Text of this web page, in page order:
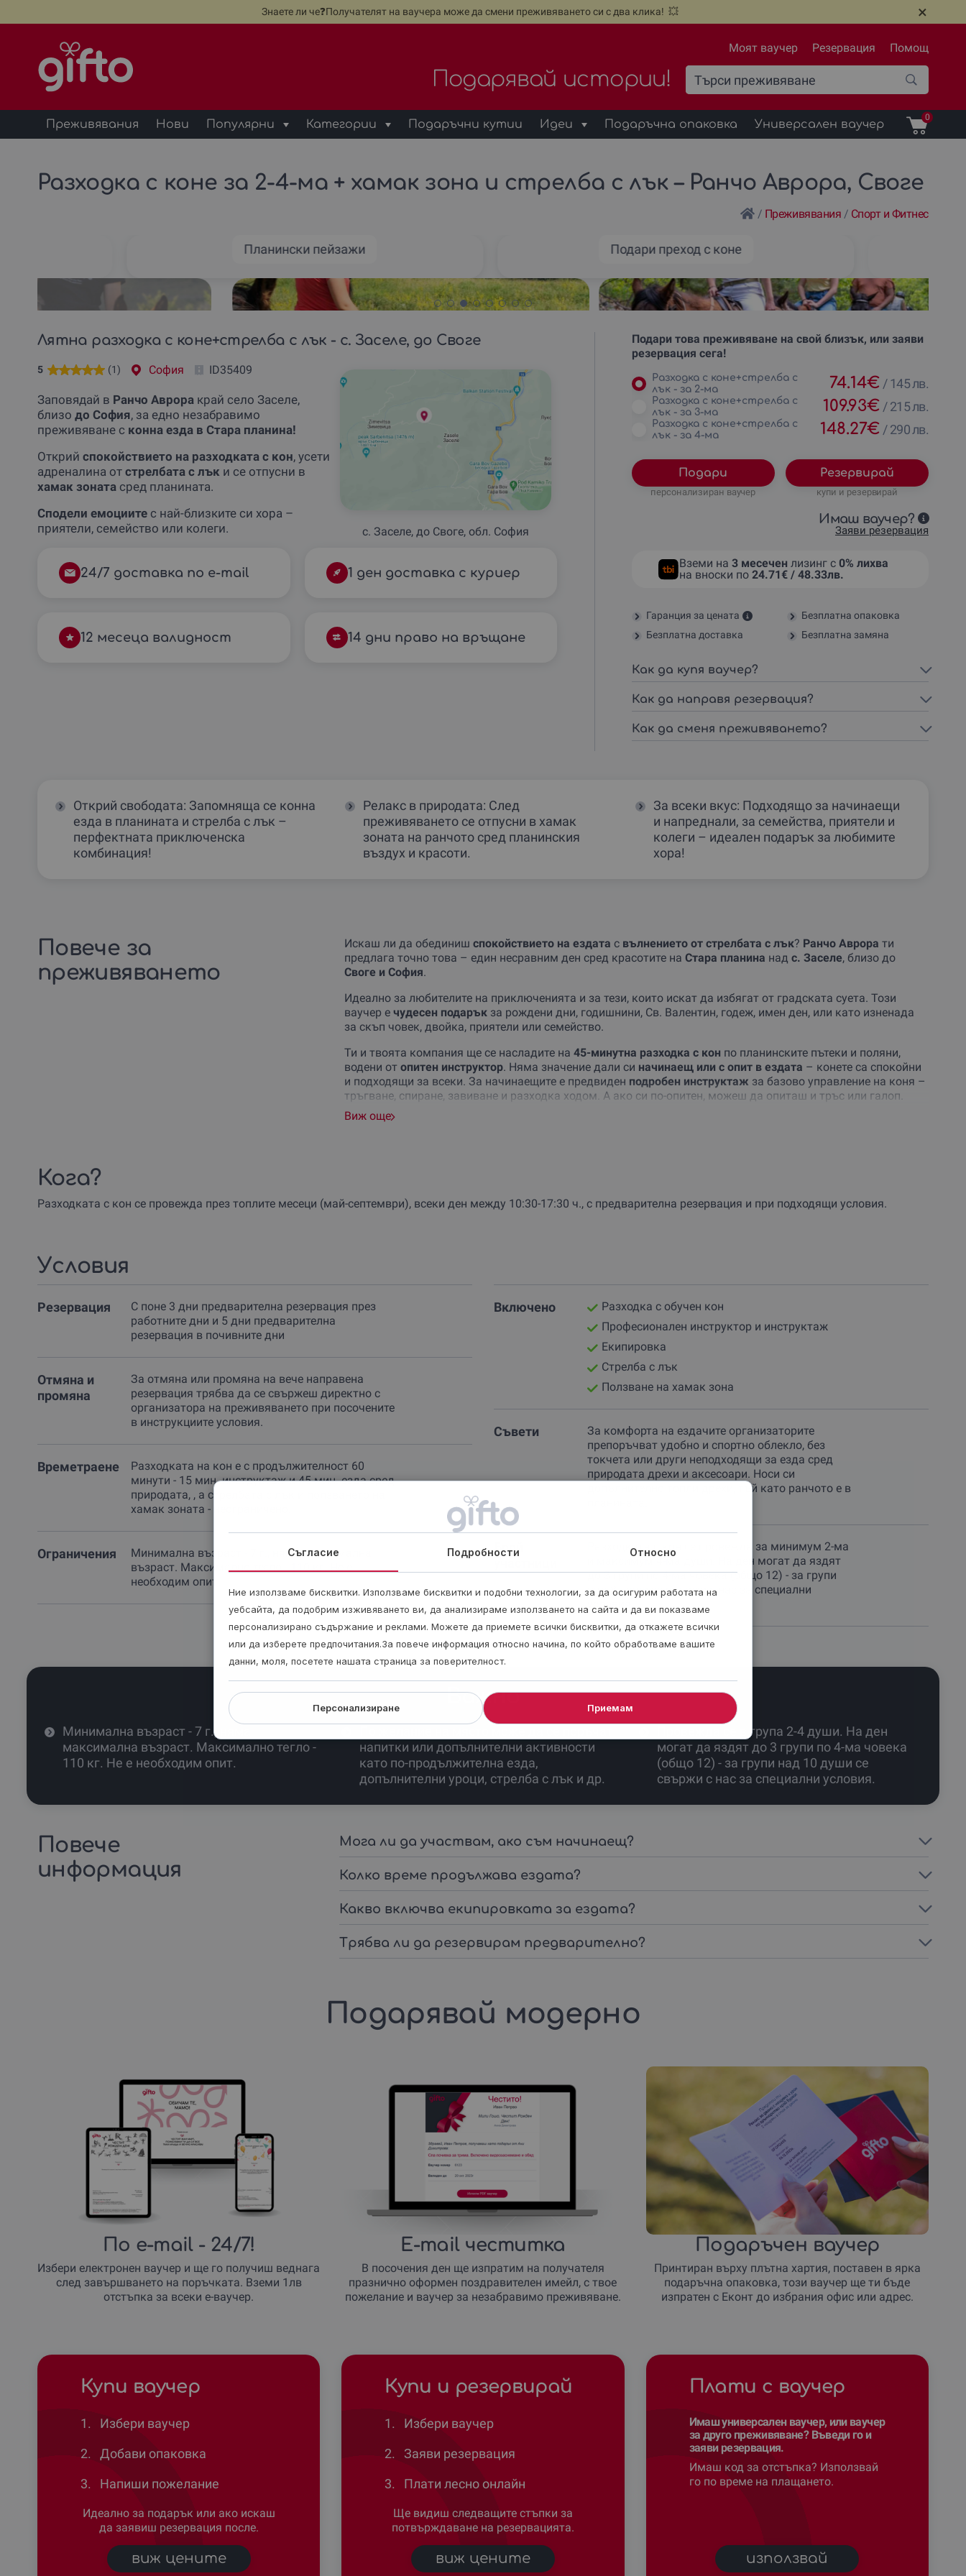
Знаете ли че❓Получателят на ваучера може да смени преживяването си с два клика! 💥 ×
Моят ваучер Резервация Помощ
Подарявай истории!
Преживявания Нови Популярни Категории Подаръчни кутии Идеи Подаръчна опаковка Универсален ваучер
0
Разходка с коне за 2-4-ма + хамак зона и стрелба с лък – Ранчо Аврора, Своге
/ Преживявания / Спорт и Фитнес
Планински пейзажи Подари преход с коне
Лятна разходка с коне+стрелба с лък - с. Заселе, до Своге
5 (1) София ID35409
с. Заселе, до Своге, обл. София
Заповядай в Ранчо Аврора край село Заселе,
близо до София, за едно незабравимо
преживяване с конна езда в Стара планина!
Открий спокойствието на разходката с кон, усети
адреналина от стрелбата с лък и се отпусни в
хамак зоната сред планината.
Сподели емоциите с най-близките си хора –
приятели, семейство или колеги.
24/7 доставка по e-mail 1 ден доставка с куриер
12 месеца валидност 14 дни право на връщане
Подари това преживяване на свой близък, или заяви
резервация сега!
Разходка с коне+стрелба с
лък - за 2-ма
74.14€ /145 лв.
Разходка с коне+стрелба с
лък - за 3-ма
109.93€ /215 лв.
Разходка с коне+стрелба с
лък - за 4-ма
148.27€ /290 лв.
Подари
персонализиран ваучер
Резервирай
купи и резервирай
Имаш ваучер?
Заяви резервация
Вземи на3 месечен лизинг с0% лихва
на вноски по24.71€ / 48.33лв.
Гаранция за цената
Безплатна опаковка
Безплатна доставка
Безплатна замяна
Как да купя ваучер?
Как да направя резервация?
Как да сменя преживяването?
Открий свободата: Запомняща се конна
езда в планината и стрелба с лък –
перфектната приключенска
комбинация!
Релакс в природата: След
преживяването се отпусни в хамак
зоната на ранчото сред планинския
въздух и красоти.
За всеки вкус: Подходящо за начинаещи
и напреднали, за семейства, приятели и
колеги – идеален подарък за любимите
хора!
Повече за
преживяването
Искаш ли да обединиш спокойствието на ездата с вълнението от стрелбата с лък? Ранчо Аврора ти
предлага точно това – един несравним ден сред красотите на Стара планина над с. Заселе, близо до
Своге и София.
Идеално за любителите на приключенията и за тези, които искат да избягат от градската суета. Този
ваучер е чудесен подаръкза рождени дни, годишнини, Св. Валентин, годеж, имен ден, или като изненада
за скъп човек, двойка, приятели или семейство.
Ти и твоята компания ще се насладите на 45-минутна разходка с кон по планинските пътеки и поляни,
водени от опитен инструктор. Няма значение дали си начинаещ или с опит в ездата – конете са спокойни
и подходящи за всеки. За начинаещите е предвиден подробен инструктаж за базово управление на коня –
тръгване, спиране, завиване и разходка ходом. А ако си по-опитен, можеш да опиташ и тръс или галоп.
Ездата се провежда в прекрасна планинска местност над известната
пълноценен релакс сред природата!
изпълнен с приключения, емоции и спокойствие, които ти и твоите близки ще помните дълго време!
Виж още
Кога?
Разходката с кон се провежда през топлите месеци (май-септември), всеки ден между 10:30-17:30 ч., с предварителна резервация и при подходящи условия.
Условия
Резервация
С поне 3 дни предварителна резервация през
работните дни и 5 дни предварителна
резервация в почивните дни
Отмяна и
промяна
За отмяна или промяна на вече направена
резервация трябва да се свържеш директно с
организатора на преживяването при посочените
в инструкциите условия.
Времетраене
Разходката на кон е с продължителност 60
минути - 15 мин. инструктаж и 45 мин. езда сред
природата, , а стрелбата с лък и ползването на
хамак зоната - неограничено.
Ограничения
Минимална възраст - 7 г., няма максимална
възраст. Максимално тегло - 110 кг. Не е
необходим опит.
Включено
Разходка с обучен кон
Професионален инструктор и инструктаж
Екипировка
Стрелба с лък
Ползване на хамак зона
Съвети
За комфорта на ездачите организаторите
препоръчват удобно и спортно облекло, без
токчета или други неподходящи за езда сред
природата дрехи и аксесоари. Носи си
допълнително топли дрехи, тъй като ранчото е в
Брой
Разходката с кон се провежда за минимум 2-ма
и максимум 4-ма души. На ден могат да яздят
до 3 групи по 4-ма човека (общо 12) - за групи
над 8 души се свържи с нас за специални
условия.
Важно
Минимална възраст - 7 г., няма
максимална възраст. Максимално тегло -
110 кг. Не е необходим опит.
напитки или допълнителни активности
като по-продължителна езда,
допълнителни уроци, стрелба с лък и др.
Провежда се в група 2-4 души. На ден
могат да яздят до 3 групи по 4-ма човека
(общо 12) - за групи над 10 души се
свържи с нас за специални условия.
Повече
информация
Мога ли да участвам, ако съм начинаещ?
Колко време продължава ездата?
Какво включва екипировката за ездата?
Трябва ли да резервирам предварително?
Подарявай модерно
По e-mail- 24/7!
Избери електронен ваучер и ще го получиш веднага
след завършването на поръчката. Вземи 1лв
отстъпка за всеки е-ваучер.
E-mail честитка
В посочения ден ще изпратим на получателя
празнично оформен поздравителен имейл, с твое
пожелание и ваучер за незабравимо преживяване.
Подаръчен ваучер
Принтиран върху плътна хартия, поставен в ярка
подаръчна опаковка, този ваучер ще ти бъде
изпратен с Еконт до избрания офис или адрес.
Купи ваучер
1.
Избери ваучер
2.
Добави опаковка
3.
Напиши пожелание
Идеално за подарък или ако искаш
да заявиш резервация после.
виж цените
Купи и резервирай
1.
Избери ваучер
2.
Заяви резервация
3.
Плати лесно онлайн
Ще видиш следващите стъпки за
потвърждаване на резервацията.
виж цените
Плати с ваучер
Имаш универсален ваучер, или ваучер
за друго преживяване? Въведи го и
заяви резервация.
Имаш код за отстъпка? Използвай
го по време на плащането.
използвай
Съгласие Подробности Относно
Ние използваме бисквитки. Използваме бисквитки и подобни технологии, за да осигурим работата на
уебсайта, да подобрим изживяването ви, да анализираме използването на сайта и да ви показваме
персонализирано съдържание и реклами. Можете да приемете всички бисквитки, да откажете всички
или да изберете предпочитания.За повече информация относно начина, по който обработваме вашите
данни, моля, посетете нашата страница за поверителност.
Персонализиране Приемам